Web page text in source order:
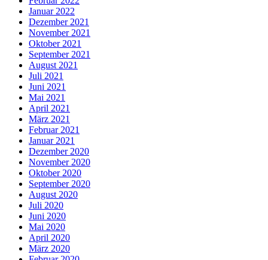
Januar 2022
Dezember 2021
November 2021
Oktober 2021
September 2021
August 2021
Juli 2021
Juni 2021
Mai 2021
April 2021
März 2021
Februar 2021
Januar 2021
Dezember 2020
November 2020
Oktober 2020
September 2020
August 2020
Juli 2020
Juni 2020
Mai 2020
April 2020
März 2020